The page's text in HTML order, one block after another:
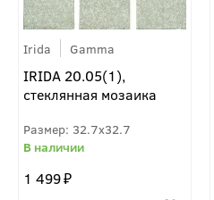
Irida Gamma
IRIDA 20.05(1),
стеклянная мозаика
32.7x32.7
1 499